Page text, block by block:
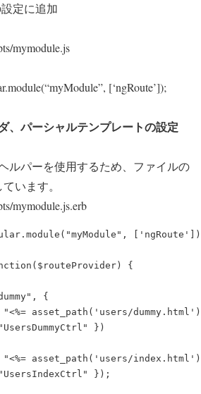
定に追加
mymodule.js
[‘ngRoute’]);
、パーシャルテンプレートの設定
ルパーを使用するため、ファイルの
います。
mymodule.js.erb
{
{
asset_path('users/
})
asset_path('users/
});